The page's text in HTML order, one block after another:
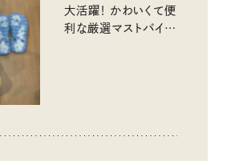
大活躍！ かわいくて便
利な厳選マストバイア